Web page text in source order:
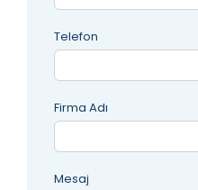
Telefon
Firma Adı
Mesaj